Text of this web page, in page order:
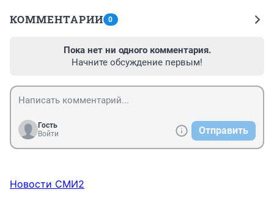
КОММЕНТАРИИ 0
Пока нет ни одного комментария.
Начните обсуждение первым!
Гость
Войти
Отправить
Новости СМИ2